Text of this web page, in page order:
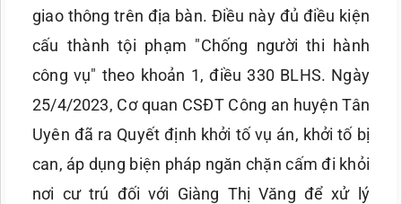
giao thông trên địa bàn. Điều này đủ điều kiện
cấu thành tội phạm "Chống người thi hành
công vụ" theo khoản 1, điều 330 BLHS. Ngày
25/4/2023, Cơ quan CSĐT Công an huyện Tân
Uyên đã ra Quyết định khởi tố vụ án, khởi tố bị
can, áp dụng biện pháp ngăn chặn cấm đi khỏi
nơi cư trú đối với Giàng Thị Văng để xử lý